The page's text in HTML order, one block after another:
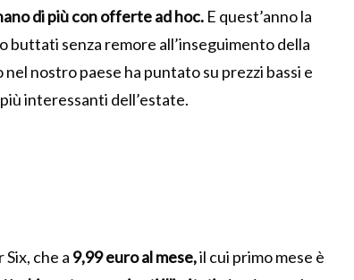
di più con offerte ad hoc. E quest’anno la
buttati senza remore all’inseguimento della
nel nostro paese ha puntato su prezzi bassi e
interessanti dell’estate.
che a 9,99 euro al mese,il cui primo mese è